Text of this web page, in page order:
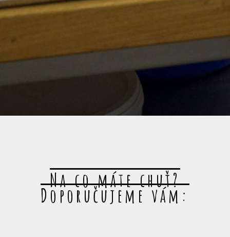
Na co máte chuť?
Doporučujeme vám: